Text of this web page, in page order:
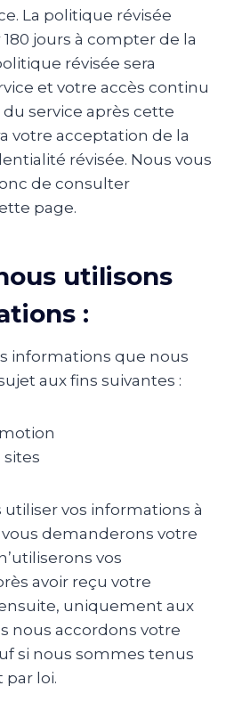
La politique révisée
jours à compter de la
révisée sera
et votre accès continu
service après cette
votre acceptation de la
révisée. Nous vous
de consulter
page.
utilisons
:
informations que nous
aux fins suivantes :
utiliser vos informations à
vous demanderons votre
vos
avoir reçu votre
uniquement aux
nous accordons votre
si nous sommes tenus
loi.